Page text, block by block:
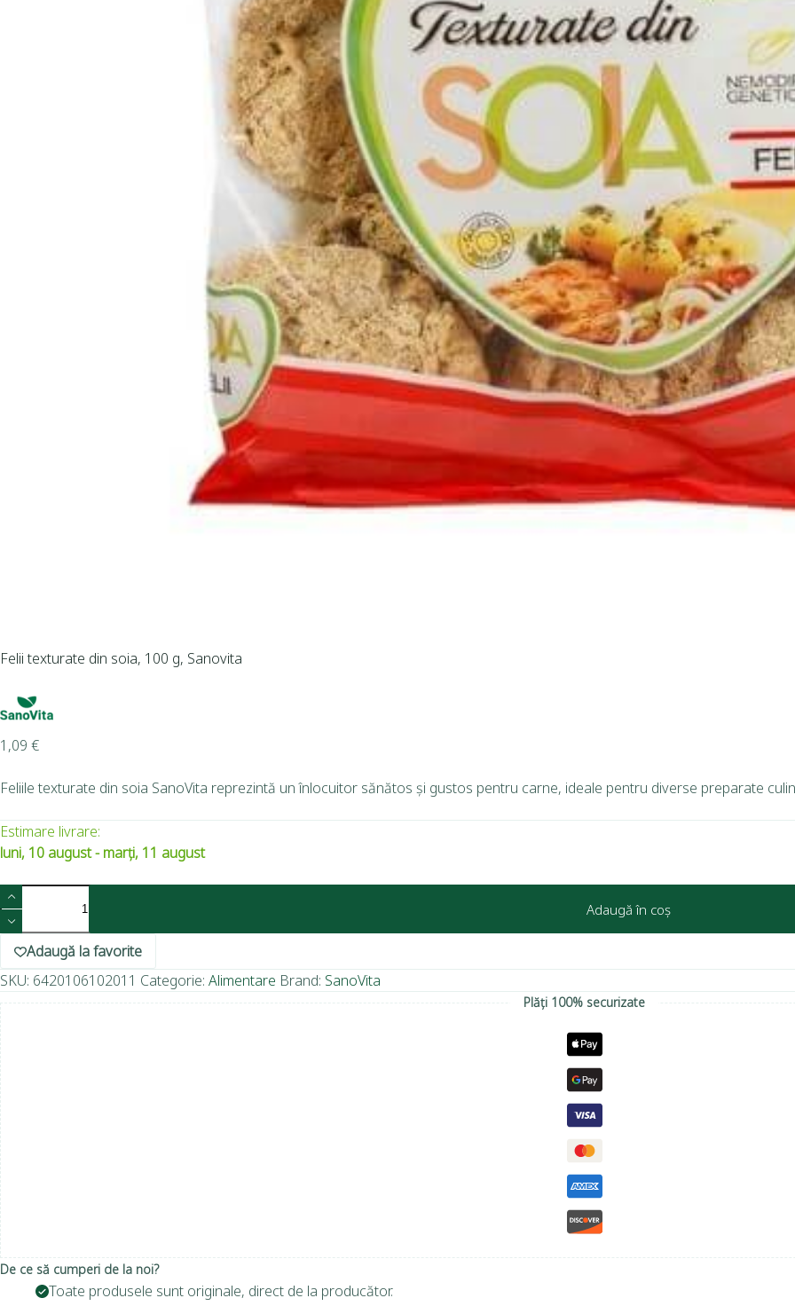
Felii texturate din soia, 100 g, Sanovita
1,09 €
Feliile texturate din soia SanoVita reprezintă un înlocuitor sănătos și gustos pentru carne, ideale pentru diverse preparate
Estimare livrare:
luni, 10 august - marți, 11 august
Adaugă în coș
Adaugă la favorite
SKU: 6420106102011 Categorie: Alimentare Brand: SanoVita
Plăți 100% securizate
De ce să cumperi de la noi?
Toate produsele sunt originale, direct de la producător.